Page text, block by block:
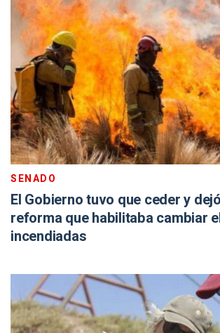
SENADO
El Gobierno tuvo que ceder y
reforma que habilitaba cambiar
incendiadas